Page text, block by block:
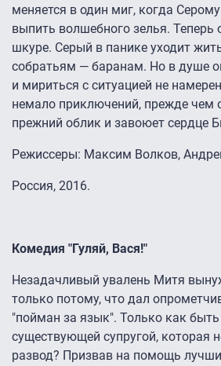
меняется в один миг, когда
выпить волшебного зелья. Теперь
шкуре. Серый в панике уходит
собратьям — баранам. Но в душе
и мириться с ситуацией не
немало приключений, прежде чем
прежний облик и завоюет сердце
Режиссеры: Максим Волков,
Россия, 2016.
Комедия "Гуляй, Вася!"
Незадачливый увалень Митя
только потому, что дал
"пойман за язык". Только как
существующей супругой, которая
развод? Призвав на помощь